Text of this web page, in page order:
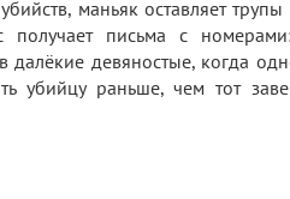
маньяк оставляет
получает письма с
девяностые, когда
убийцу раньше, чем тот